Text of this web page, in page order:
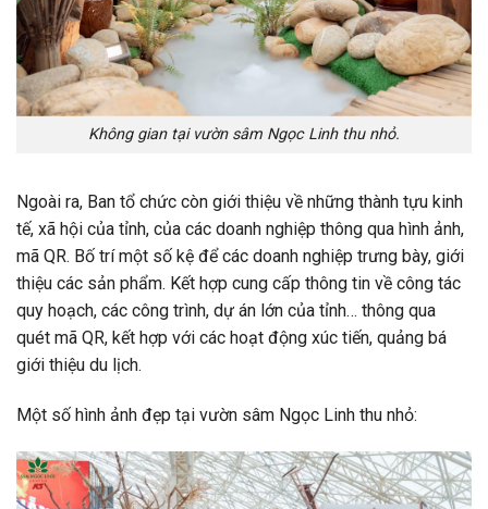
Không gian tại vườn sâm Ngọc Linh thu nhỏ.
Ngoài ra, Ban tổ chức còn giới thiệu về những thành tựu kinh
tế, xã hội của tỉnh, của các doanh nghiệp thông qua hình ảnh,
mã QR. Bố trí một số kệ để các doanh nghiệp trưng bày, giới
thiệu các sản phẩm. Kết hợp cung cấp thông tin về công tác
quy hoạch, các công trình, dự án lớn của tỉnh… thông qua
quét mã QR, kết hợp với các hoạt động xúc tiến, quảng bá
giới thiệu du lịch.
Một số hình ảnh đẹp tại vườn sâm Ngọc Linh thu nhỏ: